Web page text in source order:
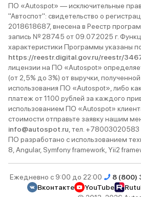
ПО «Autospot» — исключительные
"Автоспот": свидетельство о
2018618687, внесена в Реестр
запись № 28745 от 09.07.2025 г.
характеристики Программы указаны
https://reestr.digital.gov.ru/reestr/
лицензии на ПО «Autospot»
(от 2,5% до 3%) от выручки,
использования ПО «Autospot», либо
платеж от 1100 рублей за каждого
использованием ПО «Autospot»
стоимости отправьте заявку нашим
info@autospot.ru , тел. +78003020583
ПО разработано с использованием
8, Angular, Symfony framework, Yii2
Ежедневно с 9:00 до 22:00 8 (800)
Вконтакте
YouTube